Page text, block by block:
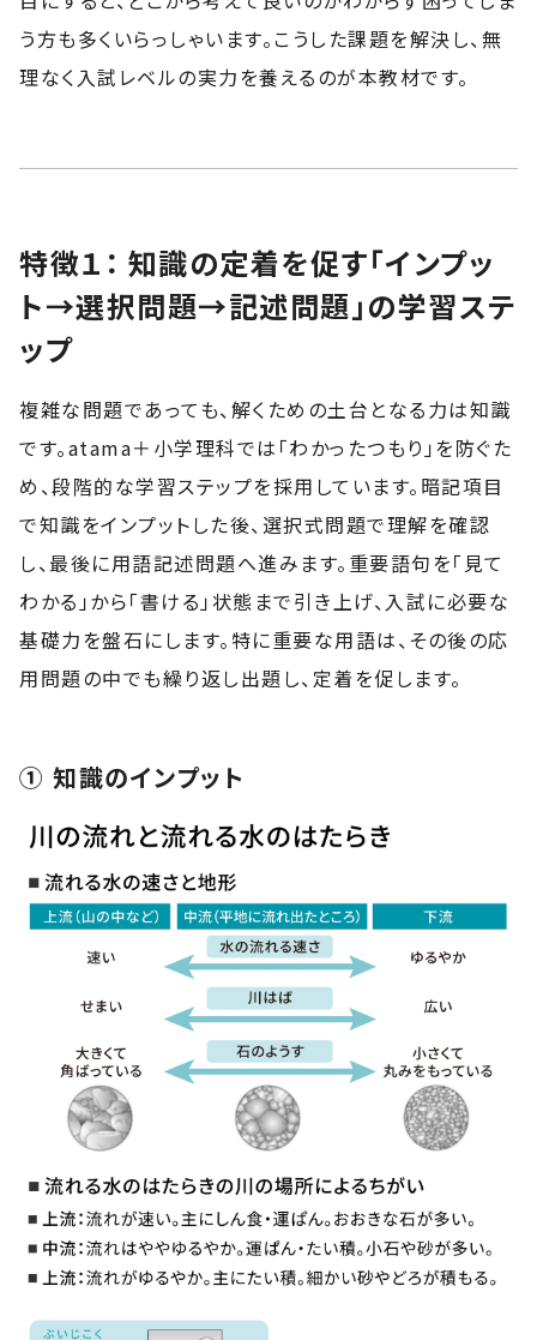
う方も多くいらっしゃいます。こうした課題を解決し、無
理なく入試レベルの実力を養えるのが本教材です。
特徴１： 知識の定着を促す「インプッ
ト→選択問題→記述問題」の学習ステ
ップ
複雑な問題であっても、解くための土台となる力は知識
です。atama＋小学理科では「わかったつもり」を防ぐた
め、段階的な学習ステップを採用しています。暗記項目
で知識をインプットした後、選択式問題で理解を確認
し、最後に用語記述問題へ進みます。重要語句を「見て
わかる」から「書ける」状態まで引き上げ、入試に必要な
基礎力を盤石にします。特に重要な用語は、その後の応
用問題の中でも繰り返し出題し、定着を促します。
① 知識のインプット